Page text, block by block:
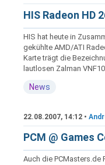
HIS Radeon HD
HIS hat heute in
gekühlte AMD/ATI
Karte trägt die
lautlosen Zalman
News
22.08.2007, 14:12 •
PCM @ Games
Auch die PCMasters.de